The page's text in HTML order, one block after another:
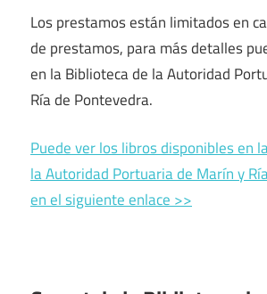
Los prestamos están limitados en
de prestamos, para más detalles
en la Biblioteca de la Autoridad
Ría de Pontevedra.
Puede ver los libros disponibles en
la Autoridad Portuaria de Marín y
en el siguiente enlace >>